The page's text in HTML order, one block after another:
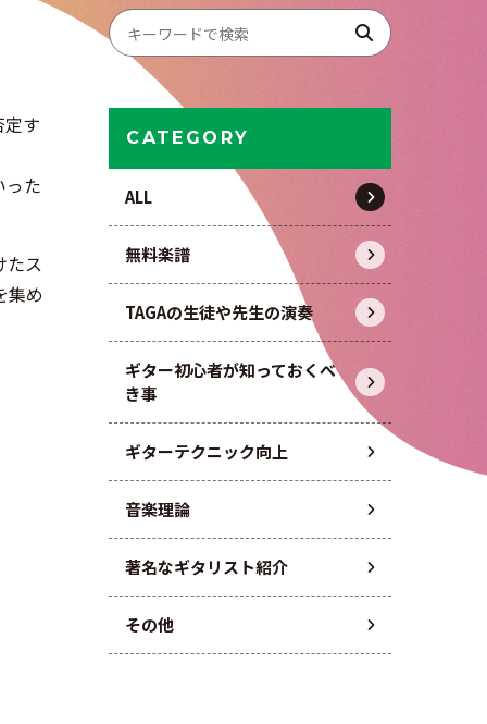
CATEGORY
ALL
無料楽譜
TAGAの生徒や先生の演奏
ギター初心者が知っておくべ
き事
ギターテクニック向上
音楽理論
著名なギタリスト紹介
その他
す
った
たス
集め